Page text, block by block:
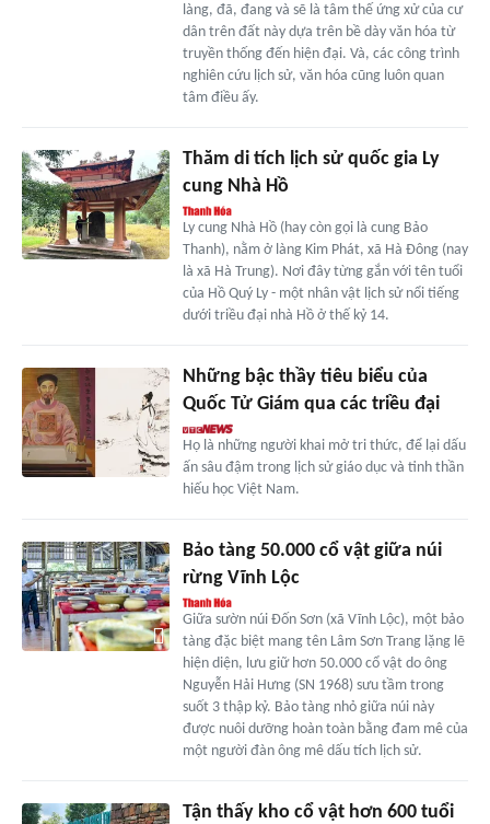
làng, đã, đang và sẽ là tâm thế ứng xử của cư
dân trên đất này dựa trên bề dày văn hóa từ
truyền thống đến hiện đại. Và, các công trình
nghiên cứu lịch sử, văn hóa cũng luôn quan
tâm điều ấy.
Thăm di tích lịch sử quốc gia Ly
cung Nhà Hồ
Ly cung Nhà Hồ (hay còn gọi là cung Bảo
Thanh), nằm ở làng Kim Phát, xã Hà Đông (nay
là xã Hà Trung). Nơi đây từng gắn với tên tuổi
của Hồ Quý Ly - một nhân vật lịch sử nổi tiếng
dưới triều đại nhà Hồ ở thế kỷ 14.
Những bậc thầy tiêu biểu của
Quốc Tử Giám qua các triều đại
Họ là những người khai mở tri thức, để lại dấu
ấn sâu đậm trong lịch sử giáo dục và tinh thần
hiếu học Việt Nam.
Bảo tàng 50.000 cổ vật giữa núi
rừng Vĩnh Lộc
Giữa sườn núi Đốn Sơn (xã Vĩnh Lộc), một bảo
tàng đặc biệt mang tên Lâm Sơn Trang lặng lẽ
hiện diện, lưu giữ hơn 50.000 cổ vật do ông
Nguyễn Hải Hưng (SN 1968) sưu tầm trong
suốt 3 thập kỷ. Bảo tàng nhỏ giữa núi này
được nuôi dưỡng hoàn toàn bằng đam mê của
một người đàn ông mê dấu tích lịch sử.
Tận thấy kho cổ vật hơn 600 tuổi